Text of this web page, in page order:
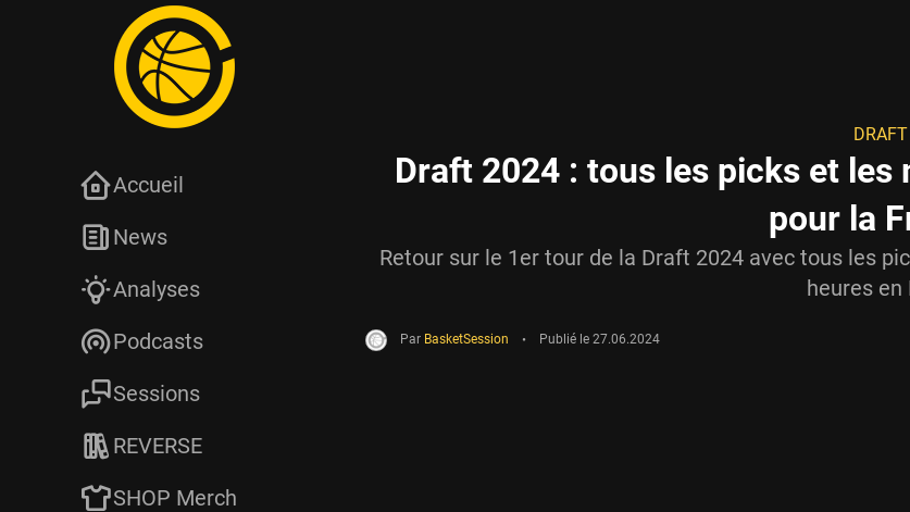
DRAFT
Draft 2024 : tous les picks et les
pour la
Retour sur le 1er tour de la Draft 2024 avec tous les
heures en
Par BasketSession • Publié le 27.06.2024
Accueil
News
Analyses
Podcasts
Sessions
REVERSE
SHOP Merch